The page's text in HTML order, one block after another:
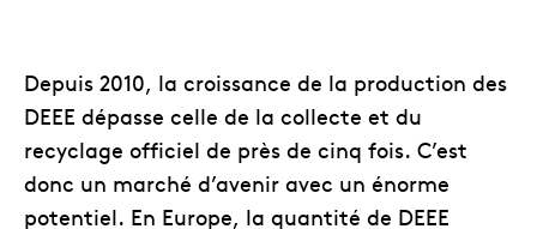
Depuis 2010, la croissance de la production des
DEEE dépasse celle de la collecte et du
recyclage officiel de près de cinq fois. C’est
donc un marché d’avenir avec un énorme
potentiel. En Europe, la quantité de DEEE